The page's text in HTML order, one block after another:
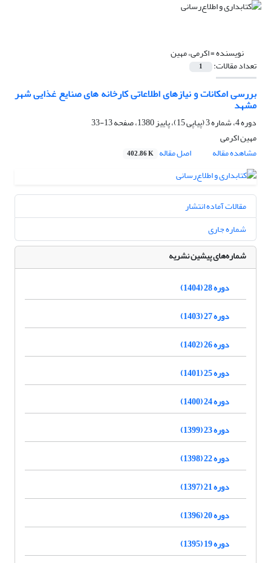
نویسنده =اکرمی، مهین
تعداد مقالات: 1
بررسی امکانات و نیازهای اطلاعاتی کارخانه های صنایع غذایی شهر
مشهد
دوره 4، شماره 3 (پیاپی 15)، پاییز 1380، صفحه
13-33
مهین اکرمی
مشاهده مقاله
اصل مقاله 402.86 K
مقالات آماده انتشار
شماره جاری
شماره‌های پیشین نشریه
دوره 28 (1404)
دوره 27 (1403)
دوره 26 (1402)
دوره 25 (1401)
دوره 24 (1400)
دوره 23 (1399)
دوره 22 (1398)
دوره 21 (1397)
دوره 20 (1396)
دوره 19 (1395)